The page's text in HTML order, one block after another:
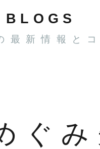
最新情報と
ぐ